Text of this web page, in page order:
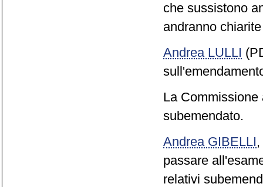
che sussistono
andranno
Andrea LULLI
La
subemendato.
Andrea GIBELLI,
passare
relativi